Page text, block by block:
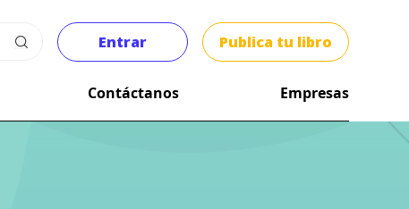
Entrar Publica tu libro
Contáctanos Empresas